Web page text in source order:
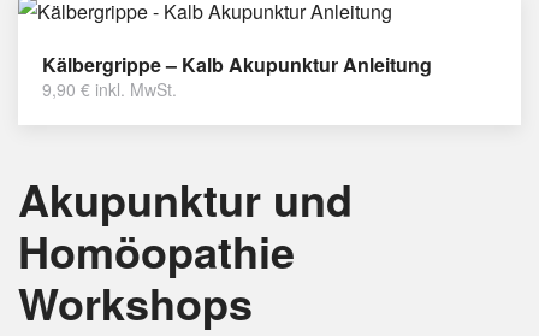
Kälbergrippe – Kalb Akupunktur Anleitung
9,90 € inkl. MwSt.
Akupunktur und
Homöopathie
Workshops